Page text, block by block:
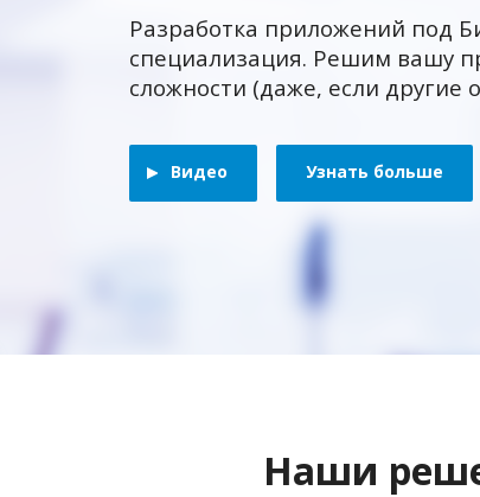
Разработка приложений под
специализация. Решим вашу
сложности (даже, если другие
Видео Узнать больше
Наши